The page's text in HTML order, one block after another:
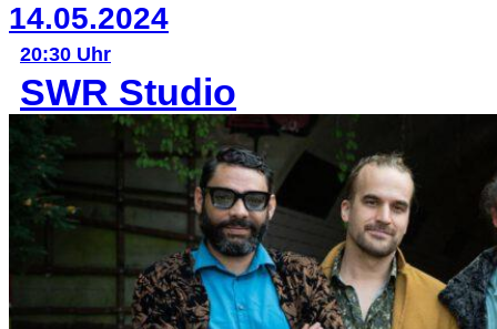
14.05.2024
20:30 Uhr
SWR Studio